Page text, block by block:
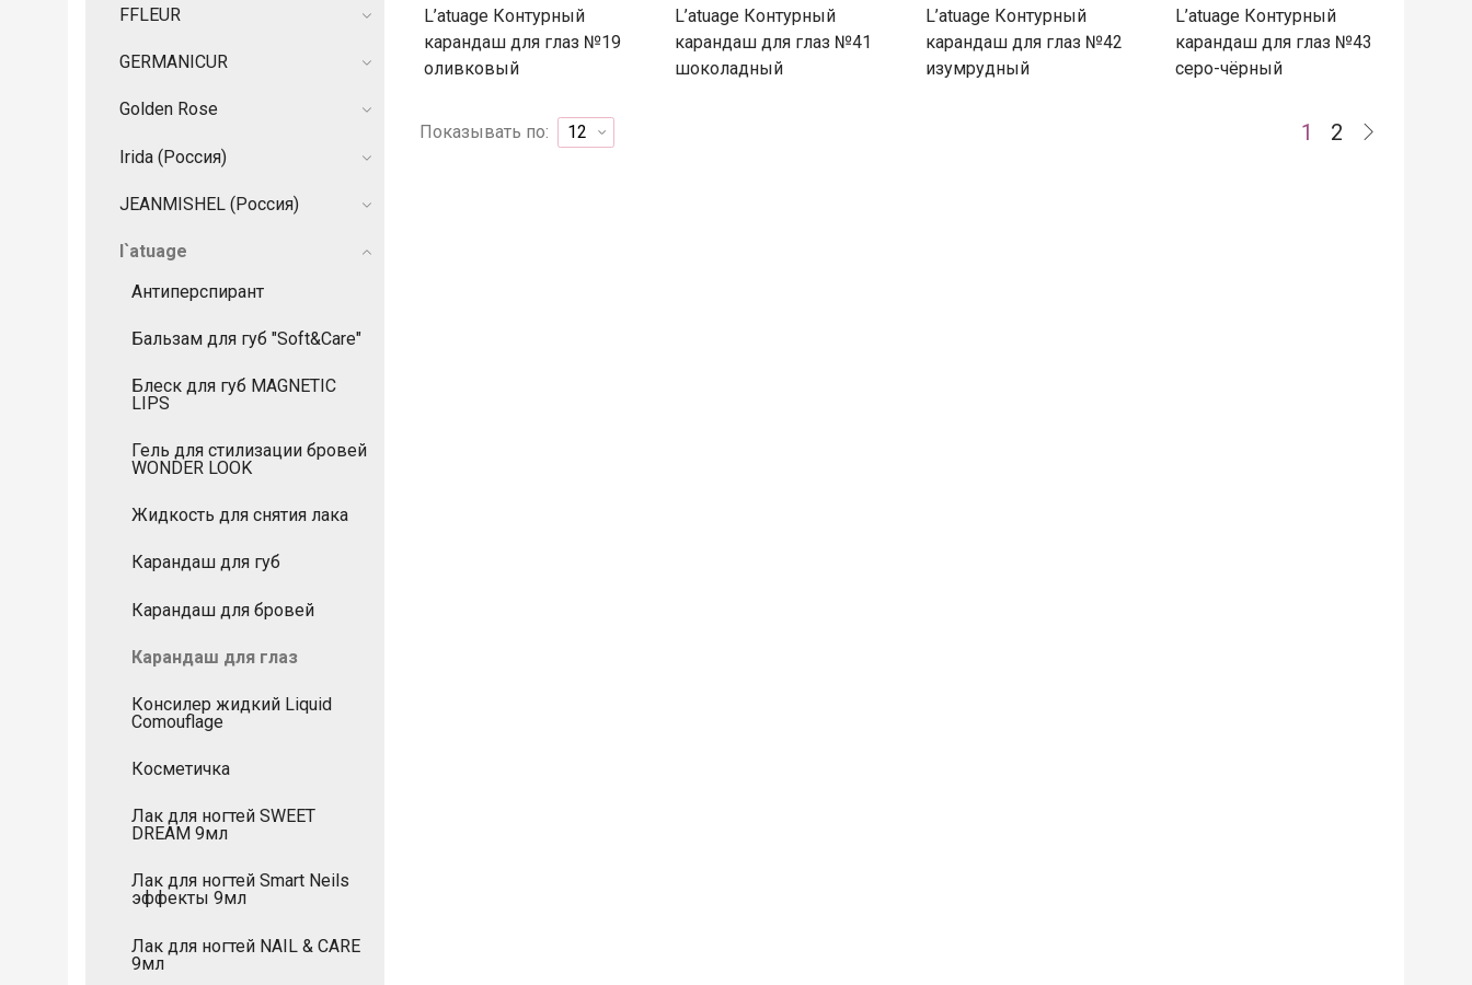
L’atuage Контурный
карандаш для глаз №19
оливковый
L’atuage Контурный
карандаш для глаз №41
шоколадный
L’atuage Контурный
карандаш для глаз №42
изумрудный
L’atuage Контурный
карандаш для глаз №43
серо-чёрный
Показывать по: 1 2
FFLEUR
GERMANIСUR
Golden Rose
Irida (Россия)
JEANMISHEL (Россия)
l`atuage
Антиперспирант
Бальзам для губ "Soft&Care"
Блеск для губ MAGNETIC
LIPS
Гель для стилизации бровей
WONDER LOOK
Жидкость для снятия лака
Карандаш для губ
Карандаш для бровей
Карандаш для глаз
Консилер жидкий Liquid
Comouflage
Косметичка
Лак для ногтей SWEET
DREAM 9мл
Лак для ногтей Smart Neils
эффекты 9мл
Лак для ногтей NAIL & CARE
9мл